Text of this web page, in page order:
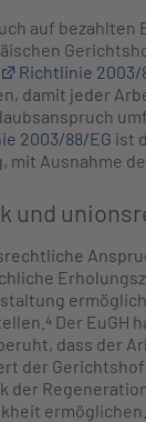
auf
Richtlinie 2003/
damit jeder
2003/88/EG ist
mit Ausnahme
und
4 Der EuGH
dass der
der
der
ermöglichen.